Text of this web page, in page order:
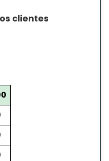
clientes